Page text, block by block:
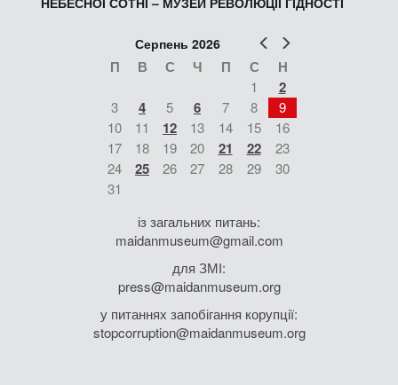
Попер
Серпень 2026
П В С Ч П С Н
1 2
3 4 5 6 7 8
9
10
11 12 13 14 15
16
17
18 19 20 21 22
23
24
25 26 27 28 29
30
31
із загальних питань:
maidanmuseum@gmail.com
для ЗМІ:
press@maidanmuseum.org
у питаннях запобігання корупції:
stopcorruption@maidanmuseum.org